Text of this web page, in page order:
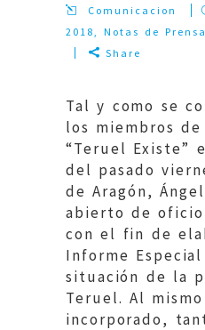
Comunicacion
2018,Notas de Prensa
Share
Tal y como se
los miembros
“Teruel Existe”
del pasado
de Aragón,
abierto de
con el fin de
Informe
situación de la
Teruel. Al
incorporado,